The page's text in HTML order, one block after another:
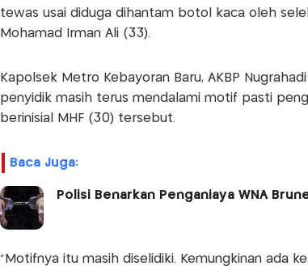
tewas usai diduga dihantam botol kaca oleh
Mohamad Irman Ali (33).
Kapolsek Metro Kebayoran Baru, AKBP
penyidik masih terus mendalami motif pasti
berinisial MHF (30) tersebut.
Baca Juga:
Polisi Benarkan Penganiaya WNA
“Motifnya itu masih diselidiki. Kemungkinan ada